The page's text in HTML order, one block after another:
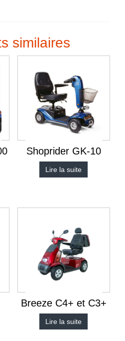
similaires
Shoprider GK-10
Lire la suite
Breeze C4+ et C3+
Lire la suite